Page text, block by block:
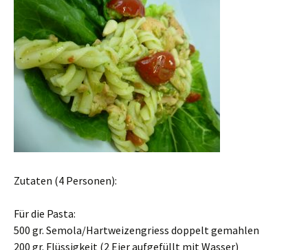
Zutaten (4 Personen):
Für die Pasta:
500 gr. Semola/Hartweizengriess doppelt gemahlen
200 gr. Flüssigkeit (2 Eier aufgefüllt mit Wasser)